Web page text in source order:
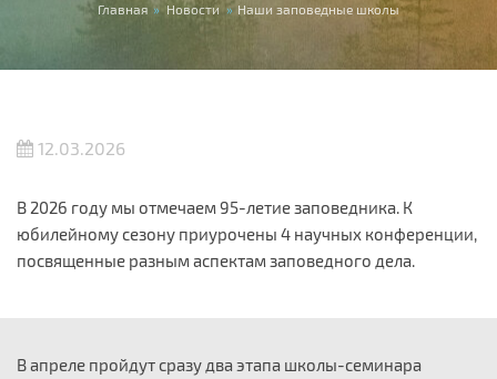
Вы здесь
Главная » Новости » Наши заповедные школы
12.03.2026
В 2026 году мы отмечаем 95-летие заповедника. К
юбилейному сезону приурочены 4 научных конференции,
посвященные разным аспектам заповедного дела.
В апреле пройдут сразу два этапа школы-семинара